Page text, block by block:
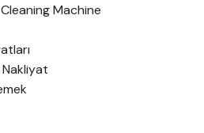
Machine